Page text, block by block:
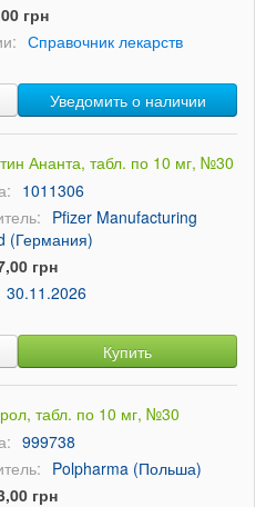
грн
Справочник лекарств
Уведомить о наличии
Ананта, табл. по 10 мг, №30
1011306
Pfizer Manufacturing
(Германия)
грн
30.11.2026
Купить
табл. по 10 мг, №30
999738
Polpharma (Польша)
грн